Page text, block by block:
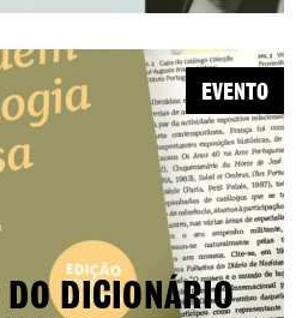
DO DICIONÁRIO
EVENTO